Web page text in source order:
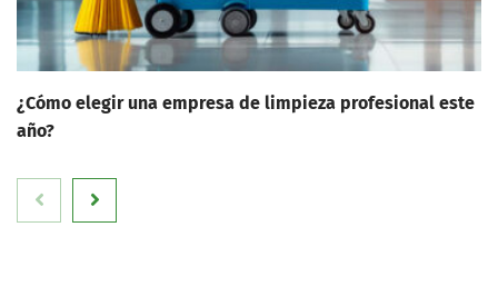
¿Cómo elegir una empresa de limpieza profesional este
año?